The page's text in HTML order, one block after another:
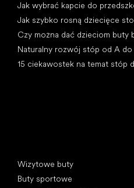
Jak wybrać kapcie do
Jak szybko rosną dziecięce
Czy można dać dzieciom buty
Naturalny rozwój stóp od A do
15 ciekawostek na temat stóp
Wizytowe buty
Buty sportowe